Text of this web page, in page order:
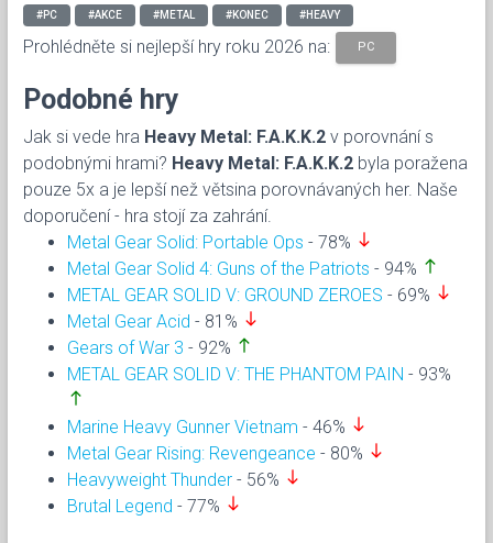
#PC #AKCE #METAL #KONEC #HEAVY
Prohlédněte si nejlepší hry roku 2026 na: PC
Podobné hry
Jak si vede hra Heavy Metal: F.A.K.K.2 v porovnání s
podobnými hrami? Heavy Metal: F.A.K.K.2 byla poražena
pouze 5x a je lepší než větsina porovnávaných her. Naše
doporučení - hra stojí za zahrání.
Metal Gear Solid: Portable Ops - 78% south
Metal Gear Solid 4: Guns of the Patriots - 94% north
METAL GEAR SOLID V: GROUND ZEROES - 69% south
Metal Gear Acid - 81% south
Gears of War 3 - 92% north
METAL GEAR SOLID V: THE PHANTOM PAIN - 93%
north
Marine Heavy Gunner Vietnam - 46% south
Metal Gear Rising: Revengeance - 80% south
Heavyweight Thunder - 56% south
Brutal Legend - 77% south